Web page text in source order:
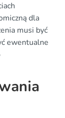
dla
musi być
ewentualne